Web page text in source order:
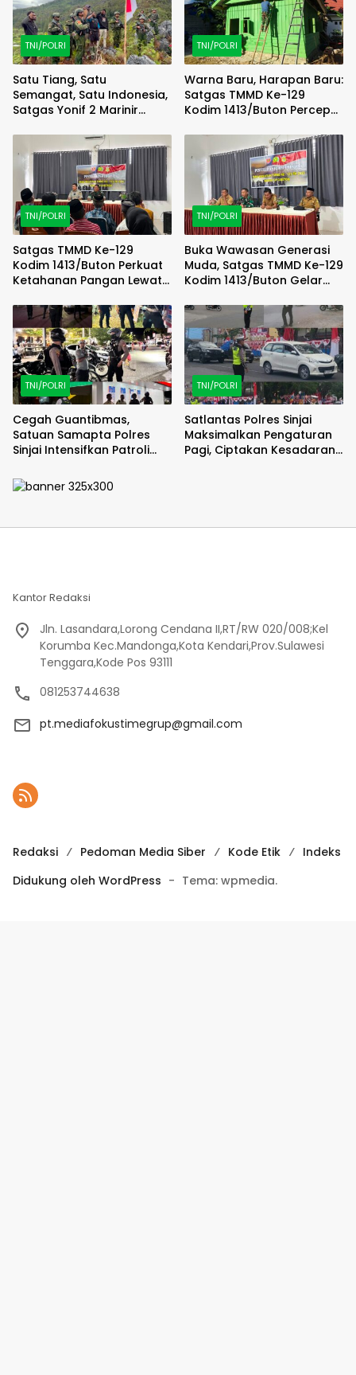
TNI/POLRI
Satu Tiang, Satu
Semangat, Satu Indonesia,
Satgas Yonif 2 Marinir
Kibarkan Merah Putih
TNI/POLRI
Warna Baru, Harapan Baru:
Satgas TMMD Ke-129
Kodim 1413/Buton Percepat
Warga
TNI/POLRI
Satgas TMMD Ke-129
Kodim 1413/Buton Perkuat
Ketahanan Pangan Lewat
TNI/POLRI
Buka Wawasan Generasi
Muda, Satgas TMMD Ke-129
Kodim 1413/Buton Gelar
TNI/POLRI
Cegah Guantibmas,
Satuan Samapta Polres
Sinjai Intensifkan Patroli
TNI/POLRI
Satlantas Polres Sinjai
Maksimalkan Pengaturan
Pagi, Ciptakan Kesadaran
Kantor Redaksi
Jln. Lasandara,Lorong Cendana II,RT/RW 020/008;Kel
Korumba Kec.Mandonga,Kota Kendari,Prov.Sulawesi
Tenggara,Kode Pos 93111
081253744638
pt.mediafokustimegrup@gmail.com
Redaksi Pedoman Media Siber Kode Etik
Indeks
Didukung oleh WordPress - Tema: wpmedia.